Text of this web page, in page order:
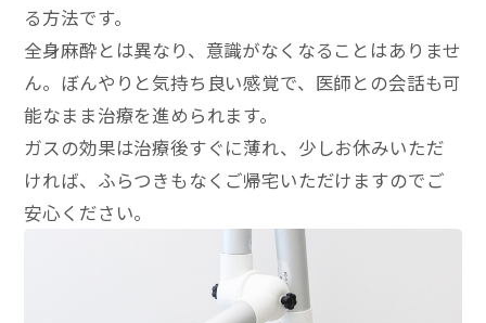
る方法です。
全身麻酔とは異なり、意識がなくなることはありませ
ん。ぼんやりと気持ち良い感覚で、医師との会話も可
能なまま治療を進められます。
ガスの効果は治療後すぐに薄れ、少しお休みいただ
ければ、ふらつきもなくご帰宅いただけますのでご
安心ください。